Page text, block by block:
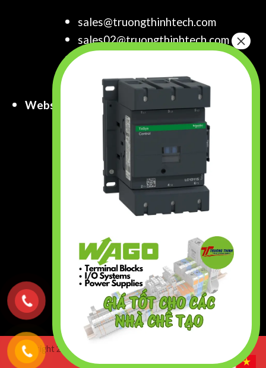
sales@truongthinhtech.com
sales02@truongthinhtech.com
sales03@truongthinhtech.com
info@truongthinhtech.com
Website
www.truongthinhtech.com
www.components.com.vn
Copyright 2026 ©
Truong Thinh Technology & Engineering
Co.,Ltd. All right Reserved.